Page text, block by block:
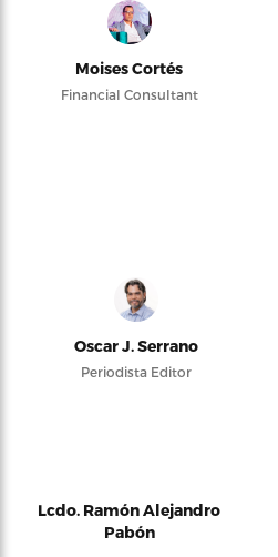
Moises Cortés
Financial Consultant
Oscar J. Serrano
Periodista Editor
Lcdo. Ramón Alejandro
Pabón